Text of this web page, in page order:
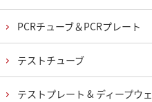
PCRチューブ＆PCRプレート
テストチューブ
テストプレート & ディープウェ